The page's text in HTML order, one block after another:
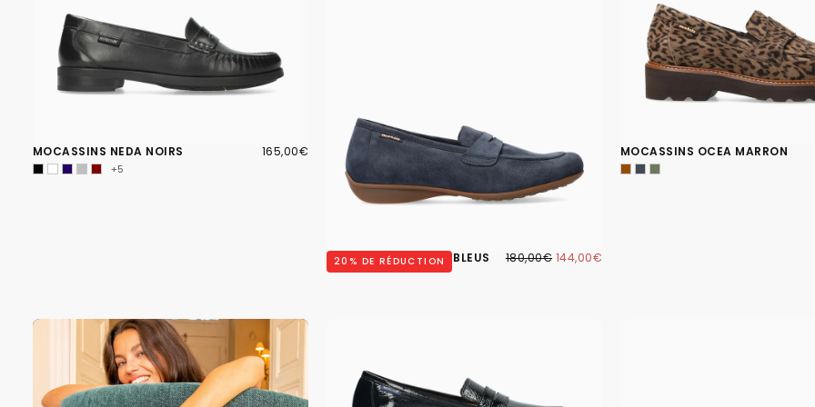
MOCASSINS NEDA NOIRS 165,00€
PRIX
165,00€
+5
MOCASSINS FLAVYA BLEUS
20 % DE RÉDUCTION 144,00€
PRIX
180,00€ PRIX
144,00€
MOCASSINS OCEA MARRON